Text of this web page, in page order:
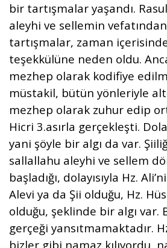
bir tartışmalar yaşandı.
aleyhi ve sellemin
tartışmalar, zaman
teşekkülüne neden oldu.
mezhep olarak kodifiye
müstakil, bütün yönleriyle
mezhep olarak zuhur edip
Hicri 3.asırla gerçekleşti.
yani şöyle bir algı da var.
sallallahu aleyhi ve sellem
başladığı, dolayısıyla Hz.
Alevi ya da Şii olduğu, Hz.
olduğu, şeklinde bir algı var.
gerçeği yansıtmamaktadır.
bizler gibi namaz kılıyordu,